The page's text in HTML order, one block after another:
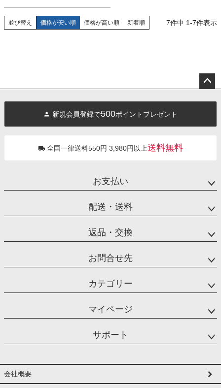
並び替え 価格が安い順 価格が高い順 新着順 7件中 1-7件表示
へ
新規会員登録で500ポイントプレゼント
全国一律送料550円 3,980円以上送料無料
お支払い
配送・送料
返品・交換
お問合せ先
カテゴリー
マイページ
サポート
会社概要